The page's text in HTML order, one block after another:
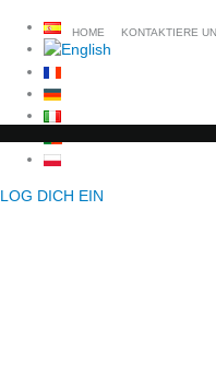
LOG DICH EIN
HOME KONTAKTIERE